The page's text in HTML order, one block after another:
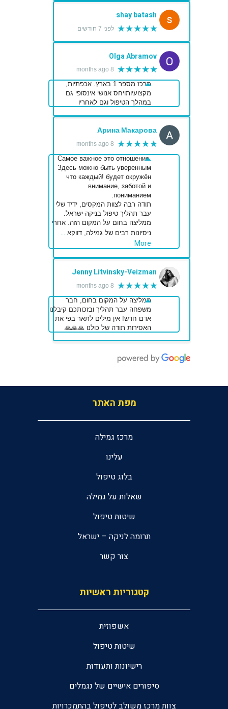
shay batash
★★★★★ לפני 7 חודשים
Olga Abramov
★★★★★
8 months ago
מרכז מספר 1 בארץ. אכפתיות,
מקצועיותויחס אנושי אינסופי גם
במהלך הטיפול וגם לאחריו
Арина Макарова
★★★★★
8 months ago
Самое важное это отношение.
Здесь можно быть уверенным
что каждый! будет окружён
внимание, заботой и
пониманием.
תודה רבה לצוות המקסים, ידיד שלי
עבר תהליך טיפול בניקה-ישראל.
ממליצה בחום על המקום הזה. אחרי
ניסיונות רבים של גמילה, דווקא …
More
Jenny Litvinsky-Veizman
★★★★★
8 months ago
ממליצה על המקום בחום, חבר
משפחה עבר תהליך ובזכותכם קיבלנו
אדם חדש! אין מילים לתאר בפי את
האסירות תודה של כולנו 🙏🙏🙏
מפת האתר
מרכז גמילה
עלינו
בלוג טיפול
שאלות על גמילה
שיטות טיפול
תרומה לניקה – ישראל
צור קשר
קטגוריות ראשיות
אשפוזית
שיטות טיפול
רישיונות ותעודות
סיפורים אישיים של נגמלים
צוות מרכז משולב לטיפול בהתמכרויות